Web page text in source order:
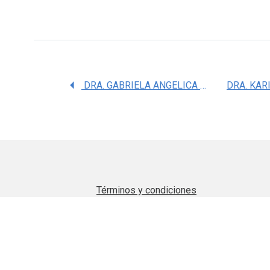
DRA. GABRIELA ANGELICA MARTINEZ NAVA
Términos y condiciones